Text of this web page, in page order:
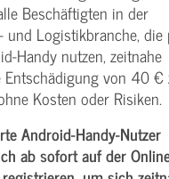
Beschäftigten in der
und Logistikbranche,
Handy nutzen, zeitnahe
Entschädigung von 40 €
Kosten oder Risiken.
Android-Handy-Nutzer
ab sofort auf der